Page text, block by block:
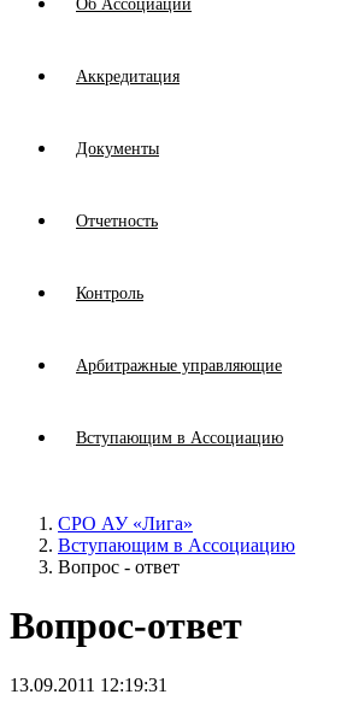
Об Ассоциации
Аккредитация
Документы
Отчетность
Контроль
Арбитражные управляющие
Вступающим в Ассоциацию
СРО АУ «Лига»
Вступающим в Ассоциацию
Вопрос - ответ
Вопрос-ответ
13.09.2011 12:19:31